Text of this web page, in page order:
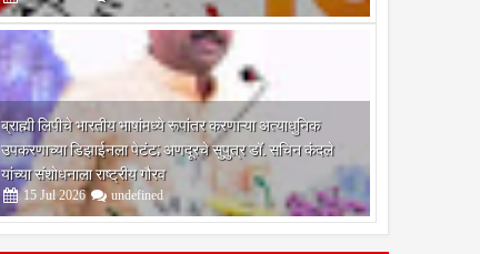
ब्राह्मी लिपीचे भारतीय भाषांमध्ये रूपांतर करणाऱ्या अत्याधुनिक
उपकरणाच्या डिझाईनला पेटंट; अणदूरचे सुपुत्र डॉ. सचिन कंदले
यांच्या संशोधनाला राष्ट्रीय गौरव
15 Jul 2026 undefined